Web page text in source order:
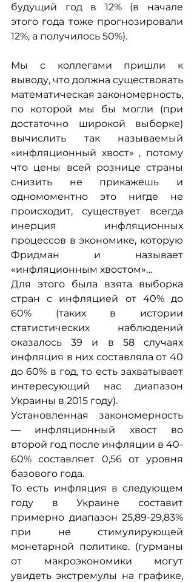
будущий год в 12% (в начале
этого года тоже прогнозировали
12%, а получилось 50%).
Мы с коллегами пришли к
выводу, что должна существовать
математическая закономерность,
по которой мы бы могли (при
достаточно широкой выборке)
вычислить так называемый
«инфляционный хвост» , потому
что цены всей рознице страны
снизить не прикажешь и
одномоментно это нигде не
происходит, существует всегда
инерция инфляционных
процессов в экономике, которую
Фридман и называет
«инфляционным хвостом»…
Для этого была взята выборка
стран с инфляцией от 40% до
60% (таких в истории
статистических наблюдений
оказалось 39 и в 58 случаях
инфляция в них составляла от 40
до 60% в год, то есть захватывает
интересующий нас диапазон
Украины в 2015 году).
Установленная закономерность
— инфляционный хвост во
второй год после инфляции в 40-
60% составляет 0,56 от уровня
базового года.
То есть инфляция в следующем
году в Украине составит
примерно диапазон 25,89-29,83%
при не стимулирующей
монетарной политике. (гурманы
от макроэкономики могут
увидеть экстремулы на графике,